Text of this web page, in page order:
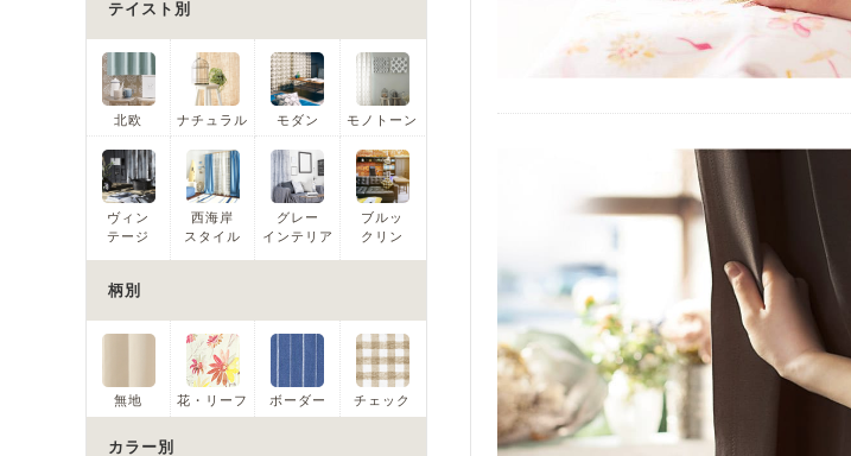
テイスト別
北欧 ナチュラル モダン モノトーン
ヴィン
テージ
西海岸
スタイル
グレー
インテリア
ブルッ
クリン
柄別
無地 花・リーフ ボーダー チェック
カラー別